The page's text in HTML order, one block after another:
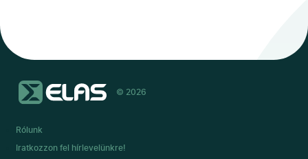
© 2026
Rólunk
Iratkozzon fel hírlevelünkre!